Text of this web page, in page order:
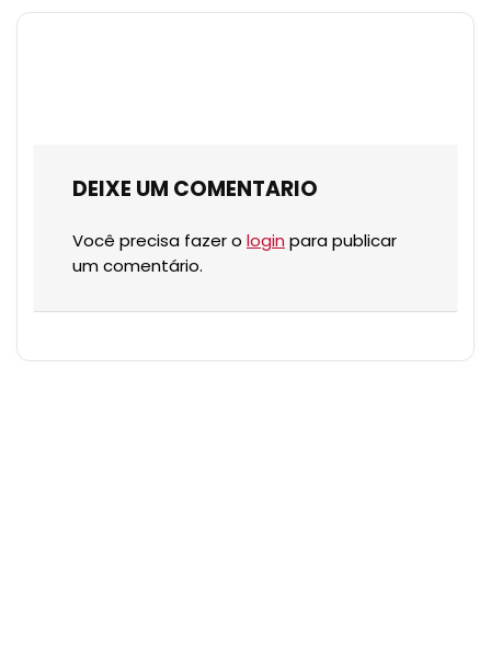
DEIXE UM COMENTARIO
Você precisa fazer o login para publicar
um comentário.